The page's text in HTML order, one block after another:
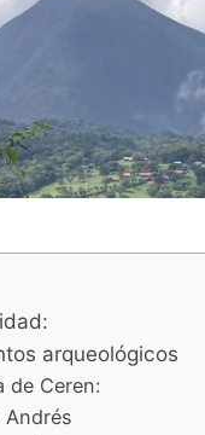
arqueológicos
de Ceren:
Andrés